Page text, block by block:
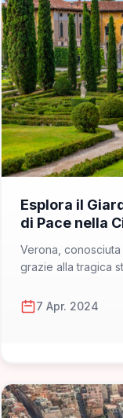
Esplora il
di Pace nella
Verona, conosciuta
grazie alla tragica
7 Apr. 2024